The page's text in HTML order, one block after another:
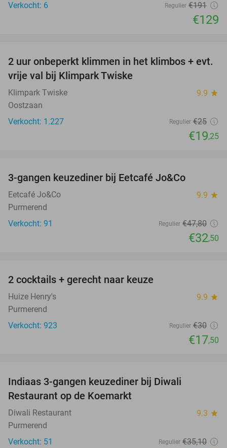
Verkocht: 6 Regulier €191
€129
23%
2 uur onbeperkt klimmen in het klimbos + evt.
vrije val bij Klimpark Twiske
Klimpark Twiske 9.9 star
Oostzaan
Verkocht: 1.227
Regulier €25
€19,25
3-gangen keuzediner bij Eetcafé Jo&Co
Eetcafé Jo&Co 9.9 star
Purmerend
Verkocht: 91
Regulier €47,80
€32,50
2 cocktails + gerecht naar keuze
Huize Henry's 9.9 star
Purmerend
Verkocht: 923
Regulier €30
€17,50
Indiaas 3-gangen keuzediner bij Diwali
Restaurant op de Koemarkt
Diwali Restaurant 9.3 star
Purmerend
Verkocht: 51
Regulier €35,10